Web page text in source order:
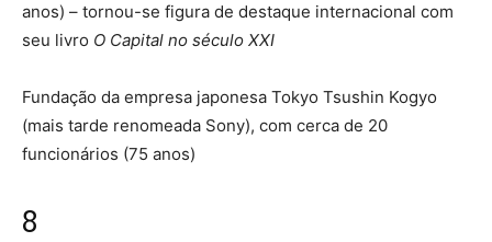
anos) – tornou-se figura de destaque internacional com
seu livro O Capital no século XXI
Fundação da empresa japonesa Tokyo Tsushin Kogyo
(mais tarde renomeada Sony), com cerca de 20
funcionários (75 anos)
8